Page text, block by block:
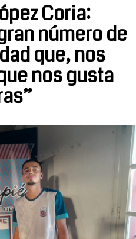
Coria:
número de
que, nos
nos gusta